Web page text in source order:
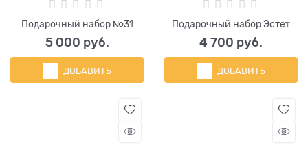
Подарочный набор №31
5 000 руб.
ДОБАВИТЬ
Подарочный набор Эстет
4 700 руб.
ДОБАВИТЬ